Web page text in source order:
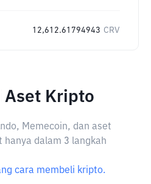
12,612.61794943 CRV
Aset Kripto
Memecoin, dan aset
hanya dalam 3 langkah
cara membeli kripto.